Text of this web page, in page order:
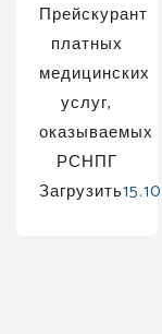
Прейскурант
платных
медицинских
услуг,
оказываемых
РСНПГ
Загрузить